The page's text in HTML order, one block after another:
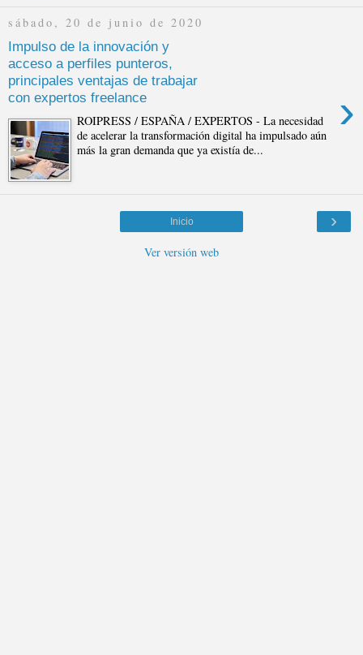
sábado, 20 de junio de 2020
Impulso de la innovación y
acceso a perfiles punteros,
principales ventajas de trabajar
con expertos freelance
›
ROIPRESS / ESPAÑA / EXPERTOS - La necesidad
de acelerar la transformación digital ha impulsado aún
más la gran demanda que ya existía de...
›
Inicio
Ver versión web